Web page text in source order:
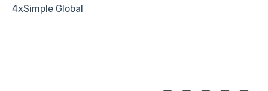
4xSimple Global